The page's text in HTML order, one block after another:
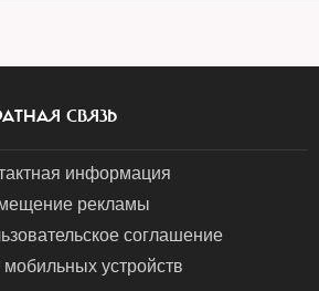
СВЯЗЬ
информация
рекламы
соглашение
устройств